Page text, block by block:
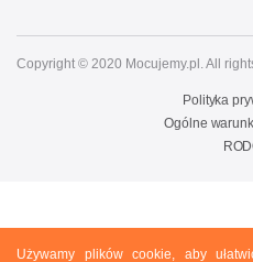
Copyright © 2020 Mocujemy.pl. All
Polityka
Ogólne
Używamy plików cookie, aby